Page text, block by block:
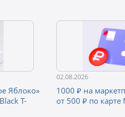
Яблоко»
Т-
02.08.2026
1000 ₽ на
от 500 ₽ по